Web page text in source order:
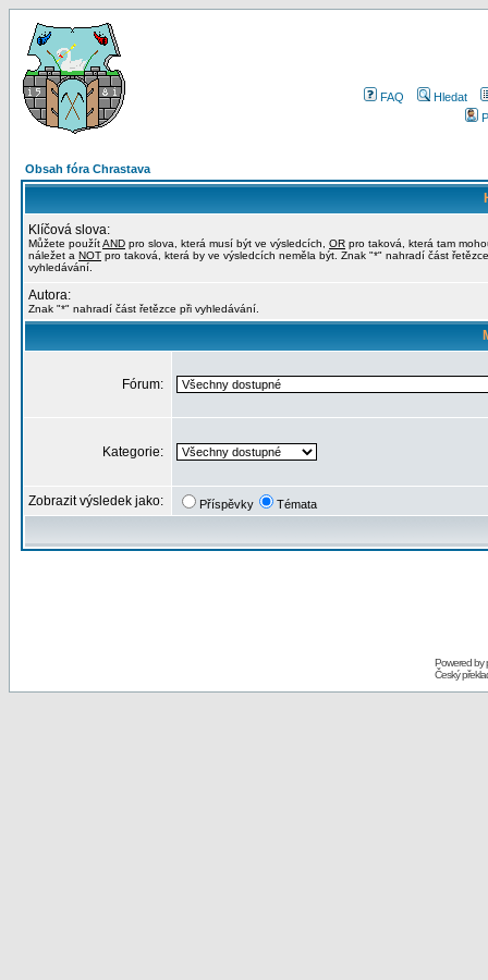
FAQ
Hledat
Obsah fóra Chrastava
Klíčová slova:
Můžete použítAND pro slova, která musí být ve výsledcích, OR pro taková, která tam
náležet a NOT pro taková, která by ve výsledcích neměla být. Znak "*" nahradí část
vyhledávání.
Autora:
Znak "*" nahradí část řetězce při vyhledávání.
Fórum:
Kategorie:
Zobrazit výsledek jako: Příspěvky Témata
Powered by
Český